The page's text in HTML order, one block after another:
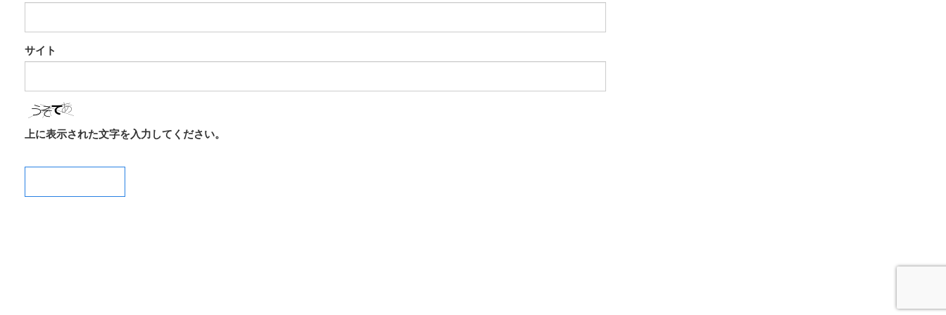
サイト
上に表示された文字を入力してください。